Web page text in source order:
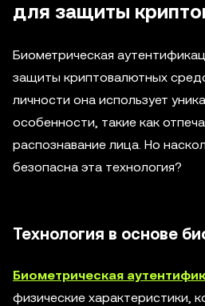
для защиты
Биометрическая
защиты криптовалютных
личности она использует
особенности, такие как
распознавание лица. Но
безопасна эта технология?
Технология в основе
Биометрическая
физические характеристики,